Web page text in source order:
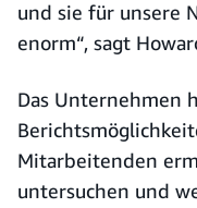
und sie für unsere
enorm“, sagt
Das Unternehmen
Mitarbeitenden
untersuchen und